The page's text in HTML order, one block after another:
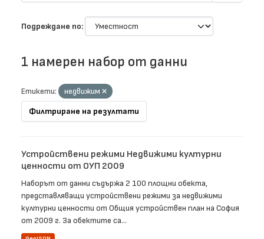
Подреждане по
1 намерен набор от данни
Етикети:
недвижим
Филтриране на резултати
Устройствени режими Недвижими културни
ценности от ОУП 2009
Наборът от данни съдържа 2 100 площни обекта,
представляващи устройствени режими за недвижими
културни ценности от Общия устройствен план на София
от 2009 г. За обектите са...